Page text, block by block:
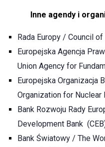
Inne agendy i
Rada Europy / Council of
Europejska Agencja
Union Agency for
Europejska Organizacja
Organization for Nuclear
Bank Rozwoju Rady
Development Bank
Bank Światowy / The